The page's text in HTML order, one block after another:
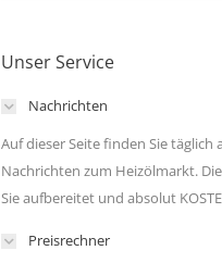
Unser Service
Nachrichten
Auf dieser Seite finden Sie täglich
Nachrichten zum Heizölmarkt.
Sie aufbereitet und absolut
Preisrechner